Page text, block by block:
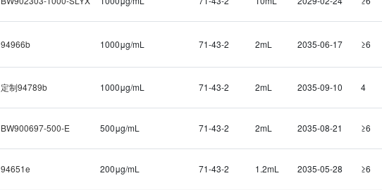
94966b 1000μg/mL 71-43-2 2mL 2035-06-17 ≥6
定制94789b 1000μg/mL 71-43-2 2mL 2035-09-10 4
BW900697-500-E 500μg/mL 71-43-2 2mL 2035-08-21 ≥6
94651e 200μg/mL 71-43-2 1.2mL 2035-05-28 ≥6